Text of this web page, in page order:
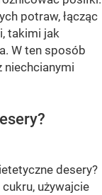
potraw, łącząc
takimi jak
W ten sposób
niechcianymi
desery?
używajcie